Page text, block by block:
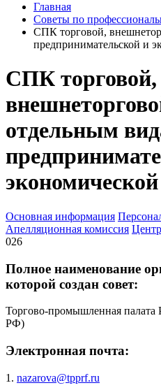
Главная
Советы по
СПК торговой,
предпринимательской и
СПК торговой,
отдельным
Основная информация
Апелляционная комиссия
026
Полное наименование
которой создан совет:
Торгово-промышленная
РФ)
Электронная почта:
1. nazarova@tpprf.ru